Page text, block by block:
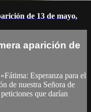
de 13 de mayo,
aparición de
Esperanza para el
de nuestra Señora de
que darían